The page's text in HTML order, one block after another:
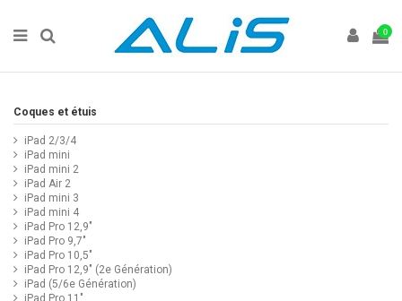
0
Coques et étuis
iPad 2/3/4
iPad mini
iPad mini 2
iPad Air 2
iPad mini 3
iPad mini 4
iPad Pro 12,9"
iPad Pro 9,7"
iPad Pro 10,5"
iPad Pro 12,9" (2e Génération)
iPad (5/6e Génération)
iPad Pro 11"